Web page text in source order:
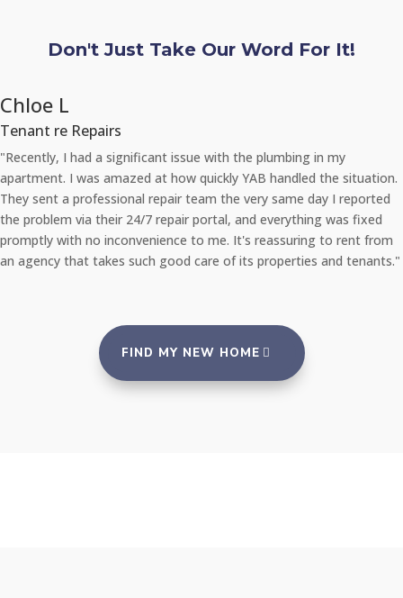
Don't Just Take Our Word For It!
Chloe L
Tenant re Repairs
"Recently, I had a significant issue with the plumbing in my
apartment. I was amazed at how quickly YAB handled the situation.
They sent a professional repair team the very same day I reported
the problem via their 24/7 repair portal, and everything was fixed
promptly with no inconvenience to me. It's reassuring to rent from
an agency that takes such good care of its properties and tenants."
FIND MY NEW HOME